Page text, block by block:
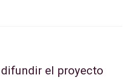
difundir el proyecto